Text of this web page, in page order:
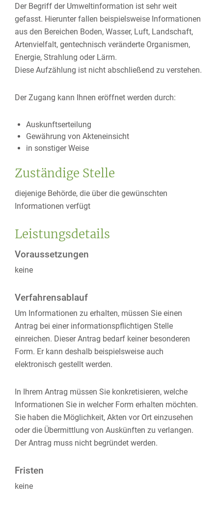
Der Begriff der Umweltinformation ist sehr weit
gefasst. Hierunter fallen beispielsweise Informationen
aus den Bereichen Boden, Wasser, Luft, Landschaft,
Artenvielfalt, gentechnisch veränderte Organismen,
Energie, Strahlung oder Lärm.
Diese Aufzählung ist nicht abschließend zu verstehen.
Der Zugang kann Ihnen eröffnet werden durch:
Auskunftserteilung
Gewährung von Akteneinsicht
in sonstiger Weise
Zuständige Stelle
diejenige Behörde, die über die gewünschten
Informationen verfügt
Leistungsdetails
Voraussetzungen
keine
Verfahrensablauf
Um Informationen zu erhalten, müssen Sie einen
Antrag bei einer informationspflichtigen Stelle
einreichen. Dieser Antrag bedarf keiner besonderen
Form. Er kann deshalb beispielsweise auch
elektronisch gestellt werden.
In Ihrem Antrag müssen Sie konkretisieren, welche
Informationen Sie in welcher Form erhalten möchten.
Sie haben die Möglichkeit, Akten vor Ort einzusehen
oder die Übermittlung von Auskünften zu verlangen.
Der Antrag muss nicht begründet werden.
Fristen
keine